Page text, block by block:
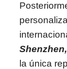
la única